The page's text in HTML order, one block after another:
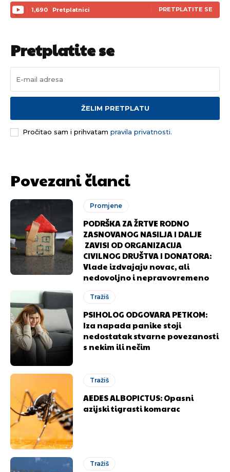
1,690 Pretplatnici PRETPLATITE SE
Pretplatite se
ŽELIM PRETPLATU
Pročitao sam i prihvatam pravila privatnosti.
Povezani članci
Promjene
PODRŠKA ZA ŽRTVE RODNO
ZASNOVANOG NASILJA I DALJE
ZAVISI OD ORGANIZACIJA
CIVILNOG DRUŠTVA I DONATORA:
Vlade izdvajaju novac, ali
nedovoljno i nepravovremeno
Tražiš
PSIHOLOG ODGOVARA PETKOM:
Iza napada panike stoji
nedostatak stvarne povezanosti
s nekim ili nečim
Tražiš
AEDES ALBOPICTUS: Opasni
azijski tigrasti komarac
Tražiš